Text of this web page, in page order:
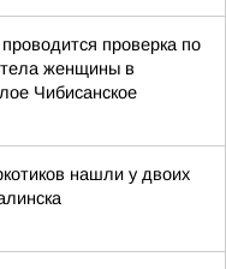
проверка по
женщины в
Чибисанское
нашли у двоих